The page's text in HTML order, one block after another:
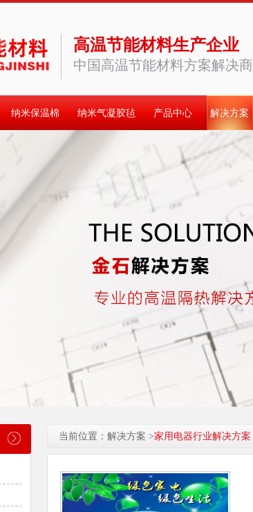
高温节能材料生产企业
中国高温节能材料方案解决商
纳米保温棉 纳米气凝胶毡 产品中心 解决方案
当前位置：解决方案 >家用电器行业解决方案